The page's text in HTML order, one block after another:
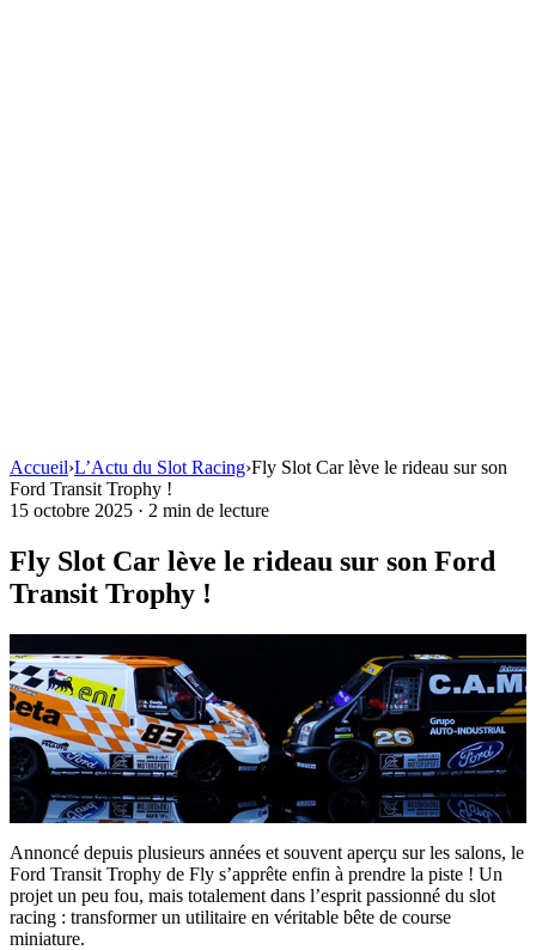
Accueil›L’Actu du Slot Racing›Fly Slot Car lève le rideau sur son
Ford Transit Trophy !
15 octobre 2025 · 2 min de lecture
Fly Slot Car lève le rideau sur son Ford
Transit Trophy !
Annoncé depuis plusieurs années et souvent aperçu sur les salons, le
Ford Transit Trophy de Fly s’apprête enfin à prendre la piste ! Un
projet un peu fou, mais totalement dans l’esprit passionné du slot
racing : transformer un utilitaire en véritable bête de course
miniature.